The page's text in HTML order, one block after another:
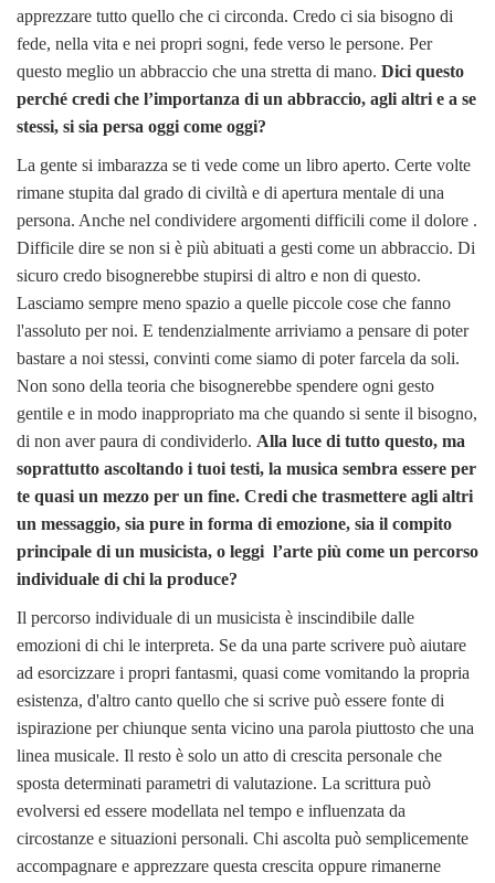
apprezzare tutto quello che ci circonda. Credo ci sia bisogno di
fede, nella vita e nei propri sogni, fede verso le persone. Per
questo meglio un abbraccio che una stretta di mano. Dici questo
perché credi che l’importanza di un abbraccio, agli altri e a se
stessi, si sia persa oggi come oggi?
La gente si imbarazza se ti vede come un libro aperto. Certe volte
rimane stupita dal grado di civiltà e di apertura mentale di una
persona. Anche nel condividere argomenti difficili come il dolore .
Difficile dire se non si è più abituati a gesti come un abbraccio. Di
sicuro credo bisognerebbe stupirsi di altro e non di questo.
Lasciamo sempre meno spazio a quelle piccole cose che fanno
l'assoluto per noi. E tendenzialmente arriviamo a pensare di poter
bastare a noi stessi, convinti come siamo di poter farcela da soli.
Non sono della teoria che bisognerebbe spendere ogni gesto
gentile e in modo inappropriato ma che quando si sente il bisogno,
di non aver paura di condividerlo. Alla luce di tutto questo, ma
soprattutto ascoltando i tuoi testi, la musica sembra essere per
te quasi un mezzo per un fine. Credi che trasmettere agli altri
un messaggio, sia pure in forma di emozione, sia il compito
principale di un musicista, o leggi l’arte più come un percorso
individuale di chi la produce?
Il percorso individuale di un musicista è inscindibile dalle
emozioni di chi le interpreta. Se da una parte scrivere può aiutare
ad esorcizzare i propri fantasmi, quasi come vomitando la propria
esistenza, d'altro canto quello che si scrive può essere fonte di
ispirazione per chiunque senta vicino una parola piuttosto che una
linea musicale. Il resto è solo un atto di crescita personale che
sposta determinati parametri di valutazione. La scrittura può
evolversi ed essere modellata nel tempo e influenzata da
circostanze e situazioni personali. Chi ascolta può semplicemente
accompagnare e apprezzare questa crescita oppure rimanerne